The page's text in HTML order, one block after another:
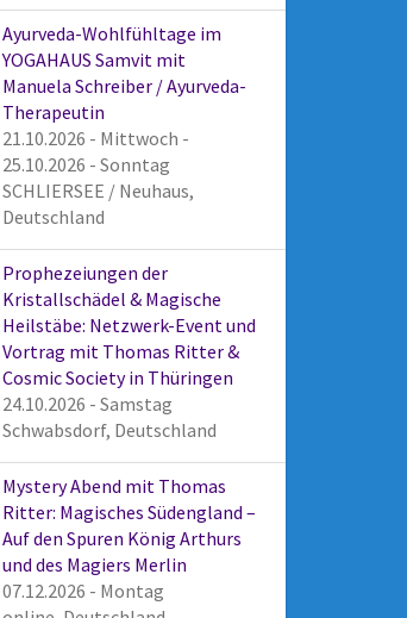
Ayurveda-Wohlfühltage im
YOGAHAUS Samvit mit
Manuela Schreiber / Ayurveda-
Therapeutin
21.10.2026 - Mittwoch -
25.10.2026 - Sonntag
SCHLIERSEE / Neuhaus,
Deutschland
Prophezeiungen der
Kristallschädel & Magische
Heilstäbe: Netzwerk-Event und
Vortrag mit Thomas Ritter &
Cosmic Society in Thüringen
24.10.2026 - Samstag
Schwabsdorf, Deutschland
Mystery Abend mit Thomas
Ritter: Magisches Südengland –
Auf den Spuren König Arthurs
und des Magiers Merlin
07.12.2026 - Montag